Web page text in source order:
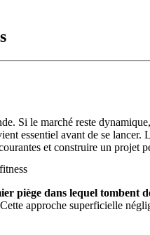
Si le marché reste
essentiel avant de se
et construire un projet
piège dans lequel tombent
approche superficielle